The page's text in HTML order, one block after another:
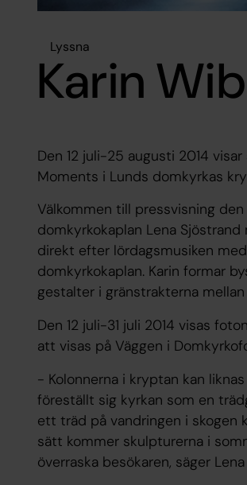
Lyssna
Karin
Den 12 juli-25 augusti 2014
Moments i Lunds domkyrkas
Välkommen till pressvisning
domkyrkokaplan Lena
direkt efter lördagsmusiken
domkyrkokaplan. Karin formar
gestalter i gränstrakterna
Den 12 juli-31 juli 2014 visas
att visas på Väggen i
- Kolonnerna i kryptan kan
föreställt sig kyrkan som en
ett träd på vandringen i skogen
sätt kommer skulpturerna i
överraska besökaren, säger